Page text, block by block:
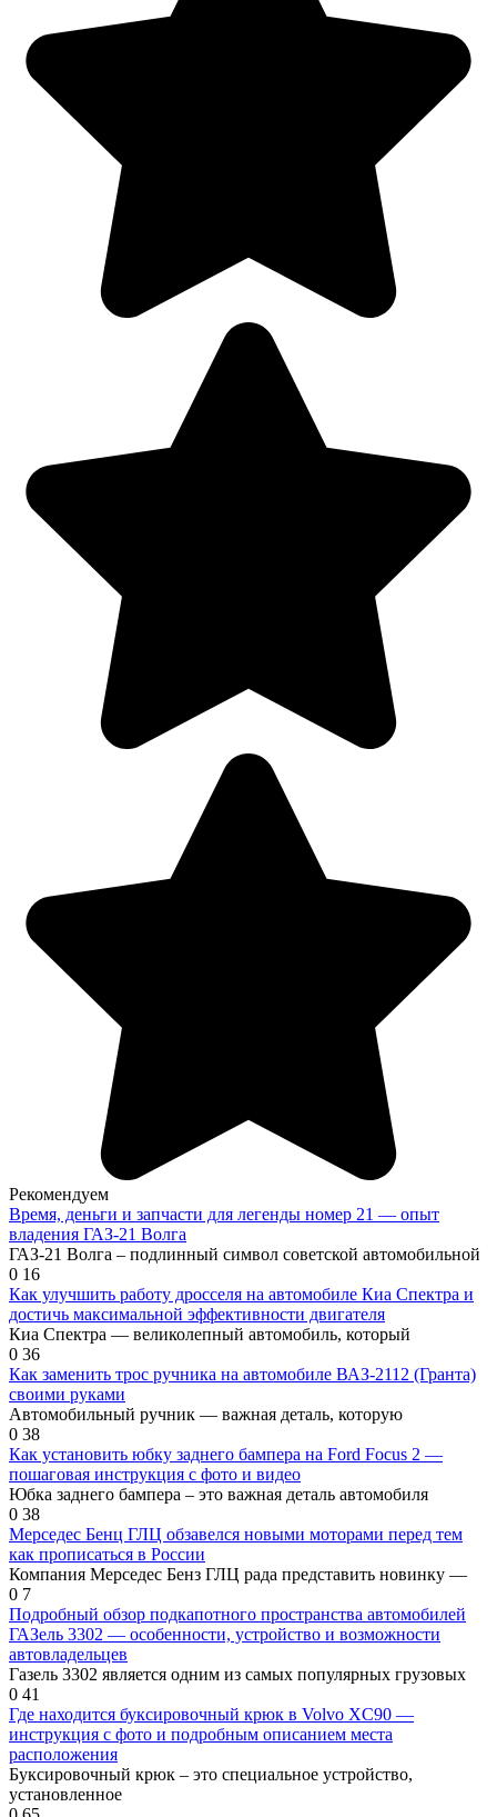
Рекомендуем
Время, деньги и запчасти для легенды номер 21 — опыт
владения ГАЗ-21 Волга
ГАЗ-21 Волга – подлинный символ советской автомобильной
0 16
Как улучшить работу дросселя на автомобиле Киа Спектра и
достичь максимальной эффективности двигателя
Киа Спектра — великолепный автомобиль, который
0 36
Как заменить трос ручника на автомобиле ВАЗ-2112 (Гранта)
своими руками
Автомобильный ручник — важная деталь, которую
0 38
Как установить юбку заднего бампера на Ford Focus 2 —
пошаговая инструкция с фото и видео
Юбка заднего бампера – это важная деталь автомобиля
0 38
Мерседес Бенц ГЛЦ обзавелся новыми моторами перед тем
как прописаться в России
Компания Мерседес Бенз ГЛЦ рада представить новинку —
0 7
Подробный обзор подкапотного пространства автомобилей
ГАЗель 3302 — особенности, устройство и возможности
автовладельцев
Газель 3302 является одним из самых популярных грузовых
0 41
Где находится буксировочный крюк в Volvo XC90 —
инструкция с фото и подробным описанием места
расположения
Буксировочный крюк – это специальное устройство,
установленное